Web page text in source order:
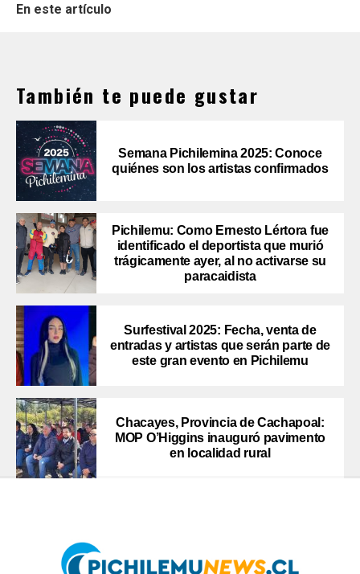
En este artículo
También te puede gustar
Semana Pichilemina 2025: Conoce
quiénes son los artistas confirmados
Pichilemu: Como Ernesto Lértora fue
identificado el deportista que murió
trágicamente ayer, al no activarse su
paracaidista
Surfestival 2025: Fecha, venta de
entradas y artistas que serán parte de
este gran evento en Pichilemu
Chacayes, Provincia de Cachapoal:
MOP O’Higgins inauguró pavimento
en localidad rural